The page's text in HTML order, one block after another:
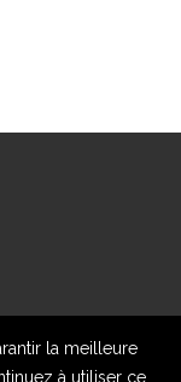
la meilleure
à utiliser ce